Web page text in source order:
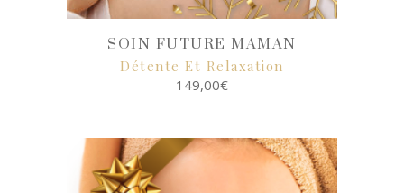
SOIN FUTURE MAMAN
Détente Et Relaxation
149,00€
SELECT
OPTIONS